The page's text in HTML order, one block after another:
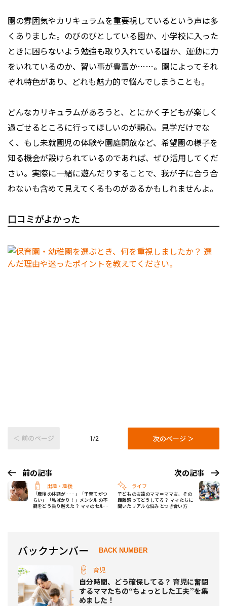
園の雰囲気やカリキュラムを重要視しているという声は多
くありました。のびのびとしている園か、小学校に入った
ときに困らないよう勉強も取り入れている園か、運動に力
をいれているのか、習い事が豊富か……。園によってそれ
ぞれ特色があり、どれも魅力的で悩んでしまうことも。
どんなカリキュラムがあろうと、とにかく子どもが楽しく
過ごせるところに行ってほしいのが親心。見学だけでな
く、もし未就園児の体験や園庭開放など、希望園の様子を
知る機会が設けられているのであれば、ぜひ活用してくだ
さい。実際に一緒に遊んだりすることで、我が子に合う合
わないも含めて見えてくるものがあるかもしれませんよ。
口コミがよかった
＜ 前のページ 1/2 次のページ ＞
前の記事
出産・産後
「産後の体調が……」「子育てがつ
らい」「私ばかり！」メンタルの不
調をどう乗り越えた？ ママのセルフ
次の記事
ライフ
子どもの友達のママ＝ママ友。その
距離感ってどうしてる？ ママたちに
聞いたリアルな悩みとつき合い方
バックナンバー BACK NUMBER
育児
自分時間、どう確保してる？ 育児に奮闘
するママたちの“ちょっとした工夫”を集
めました！